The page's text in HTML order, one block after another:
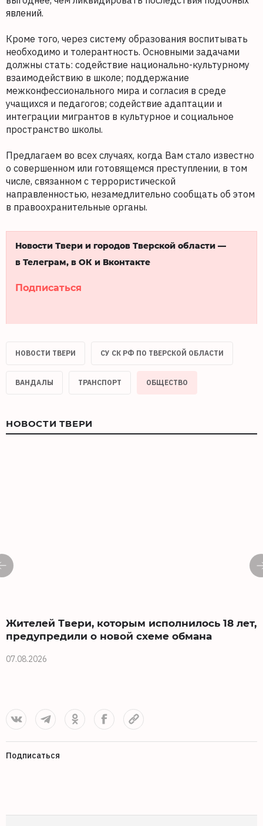
явлений.
Кроме того, через систему образования воспитывать
необходимо и толерантность. Основными задачами
должны стать: содействие национально-культурному
взаимодействию в школе; поддержание
межконфессионального мира и согласия в среде
учащихся и педагогов; содействие адаптации и
интеграции мигрантов в культурное и социальное
пространство школы.
Предлагаем во всех случаях, когда Вам стало известно
о совершенном или готовящемся преступлении, в том
числе, связанном с террористической
направленностью, незамедлительно сообщать об этом
в правоохранительные органы.
Новости Твери и городов Тверской области —
в Телеграм, в ОК и Вконтакте
Подписаться
НОВОСТИ ТВЕРИ СУ СК РФ ПО ТВЕРСКОЙ ОБЛАСТИ
ВАНДАЛЫ ТРАНСПОРТ ОБЩЕСТВО
НОВОСТИ ТВЕРИ
Жителей Твери, которым исполнилось 18 лет,
предупредили о новой схеме обмана
07.08.2026
Подписаться